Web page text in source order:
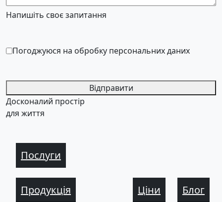
Напишіть своє запитання
Погоджуюся на обробку персональних даних
Відправити
Досконалий простір
для життя
Послуги
Продукція Ціни Блог